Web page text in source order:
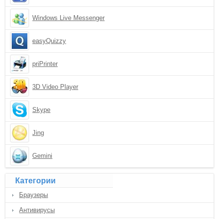
Windows Live Messenger
easyQuizzy
priPrinter
3D Video Player
Skype
Jing
Gemini
Категории
Браузеры
Антивирусы